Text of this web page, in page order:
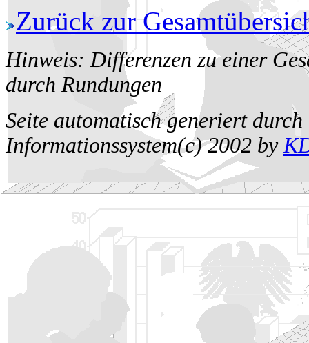
Zurück zur
Hinweis: Differenzen zu einer
durch Rundungen
Seite automatisch generiert
Informationssystem(c) 2002 by